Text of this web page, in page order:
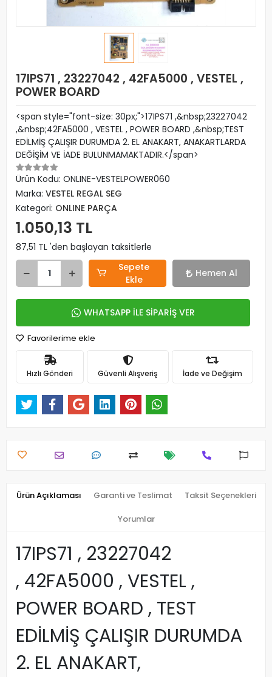
17IPS71 , 23227042 , 42FA5000 , VESTEL ,
POWER BOARD
<span style="font-size: 30px;">17IPS71 ,&nbsp;23227042
,&nbsp;42FA5000 , VESTEL , POWER BOARD ,&nbsp;TEST
EDİLMİŞ ÇALIŞIR DURUMDA 2. EL ANAKART, ANAKARTLARDA
DEĞİŞİM VE İADE BULUNMAMAKTADIR.</span>
Ürün Kodu: ONLINE-VESTELPOWER060
Marka: VESTEL REGAL SEG
Kategori: ONLINE PARÇA
1.050,13 TL
87,51 TL 'den başlayan taksitlerle
Sepete
Ekle
Hemen Al
WHATSAPP İLE SİPARİŞ VER
Favorilerime ekle
Hızlı Gönderi Güvenli Alışveriş İade ve Değişim
Ürün Açıklaması Garanti ve Teslimat Taksit Seçenekleri
Yorumlar
17IPS71 , 23227042
, 42FA5000 , VESTEL ,
POWER BOARD , TEST
EDİLMİŞ ÇALIŞIR DURUMDA
2. EL ANAKART,